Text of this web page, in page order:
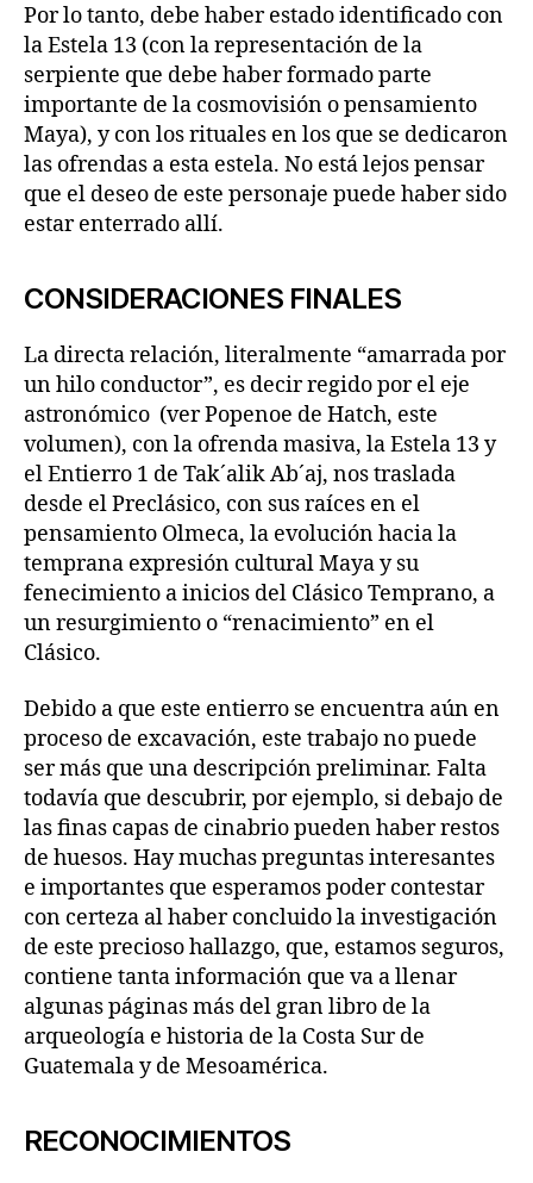
Por lo tanto, debe haber estado identificado con
la Estela 13 (con la representación de la
serpiente que debe haber formado parte
importante de la cosmovisión o pensamiento
Maya), y con los rituales en los que se dedicaron
las ofrendas a esta estela. No está lejos pensar
que el deseo de este personaje puede haber sido
estar enterrado allí.
CONSIDERACIONES FINALES
La directa relación, literalmente “amarrada por
un hilo conductor”, es decir regido por el eje
astronómico (ver Popenoe de Hatch, este
volumen), con la ofrenda masiva, la Estela 13 y
el Entierro 1 de Tak´alik Ab´aj, nos traslada
desde el Preclásico, con sus raíces en el
pensamiento Olmeca, la evolución hacia la
temprana expresión cultural Maya y su
fenecimiento a inicios del Clásico Temprano, a
un resurgimiento o “renacimiento” en el
Clásico.
Debido a que este entierro se encuentra aún en
proceso de excavación, este trabajo no puede
ser más que una descripción preliminar. Falta
todavía que descubrir, por ejemplo, si debajo de
las finas capas de cinabrio pueden haber restos
de huesos. Hay muchas preguntas interesantes
e importantes que esperamos poder contestar
con certeza al haber concluido la investigación
de este precioso hallazgo, que, estamos seguros,
contiene tanta información que va a llenar
algunas páginas más del gran libro de la
arqueología e historia de la Costa Sur de
Guatemala y de Mesoamérica.
RECONOCIMIENTOS